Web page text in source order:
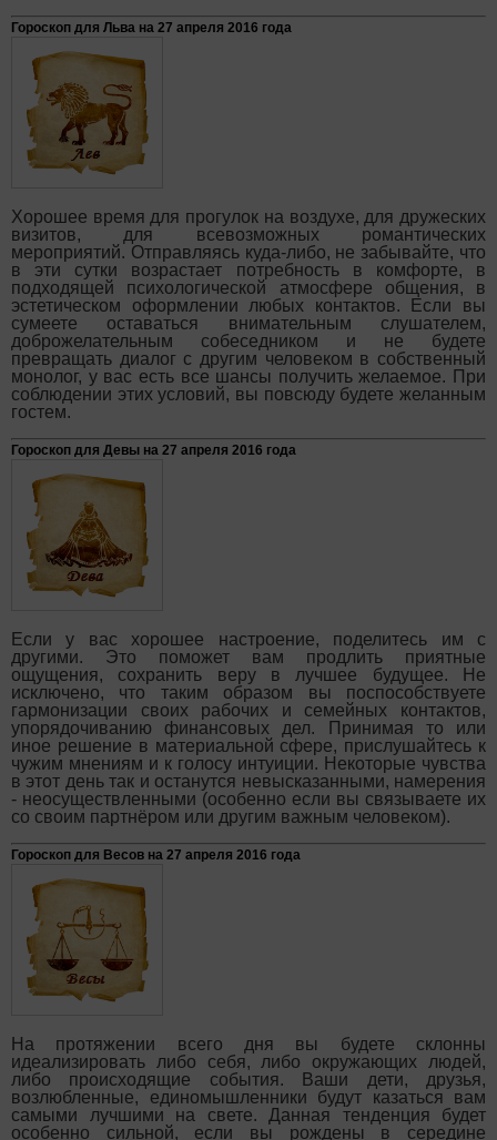
Гороскоп для Льва на 27 апреля 2016 года
Хорошее время для прогулок на воздухе, для дружеских
визитов, для всевозможных романтических
мероприятий. Отправляясь куда-либо, не забывайте, что
в эти сутки возрастает потребность в комфорте, в
подходящей психологической атмосфере общения, в
эстетическом оформлении любых контактов. Если вы
сумеете оставаться внимательным слушателем,
доброжелательным собеседником и не будете
превращать диалог с другим человеком в собственный
монолог, у вас есть все шансы получить желаемое. При
соблюдении этих условий, вы повсюду будете желанным
гостем.
Гороскоп для Девы на 27 апреля 2016 года
Если у вас хорошее настроение, поделитесь им с
другими. Это поможет вам продлить приятные
ощущения, сохранить веру в лучшее будущее. Не
исключено, что таким образом вы поспособствуете
гармонизации своих рабочих и семейных контактов,
упорядочиванию финансовых дел. Принимая то или
иное решение в материальной сфере, прислушайтесь к
чужим мнениям и к голосу интуиции. Некоторые чувства
в этот день так и останутся невысказанными, намерения
- неосуществленными (особенно если вы связываете их
со своим партнёром или другим важным человеком).
Гороскоп для Весов на 27 апреля 2016 года
На протяжении всего дня вы будете склонны
идеализировать либо себя, либо окружающих людей,
либо происходящие события. Ваши дети, друзья,
возлюбленные, единомышленники будут казаться вам
самыми лучшими на свете. Данная тенденция будет
особенно сильной, если вы рождены в середине